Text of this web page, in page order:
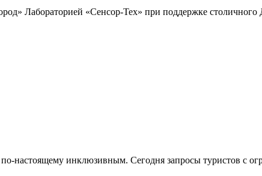
Лабораторией «Сенсор-Тех» при поддержке
по-настоящему инклюзивным. Сегодня запросы туристов с